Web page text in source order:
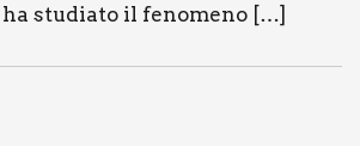
ha stu­dia­to il feno­me­no […]